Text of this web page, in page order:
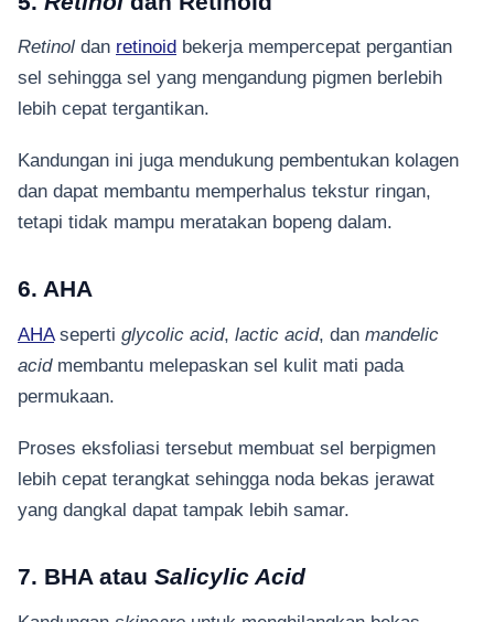
Retinol dan retinoid bekerja mempercepat pergantian
sel sehingga sel yang mengandung pigmen berlebih
lebih cepat tergantikan.
Kandungan ini juga mendukung pembentukan kolagen
dan dapat membantu memperhalus tekstur ringan,
tetapi tidak mampu meratakan bopeng dalam.
6. AHA
AHAseperti glycolic acid, lactic acid, dan mandelic
acidmembantu melepaskan sel kulit mati pada
permukaan.
Proses eksfoliasi tersebut membuat sel berpigmen
lebih cepat terangkat sehingga noda bekas jerawat
yang dangkal dapat tampak lebih samar.
7. BHA atau Salicylic Acid